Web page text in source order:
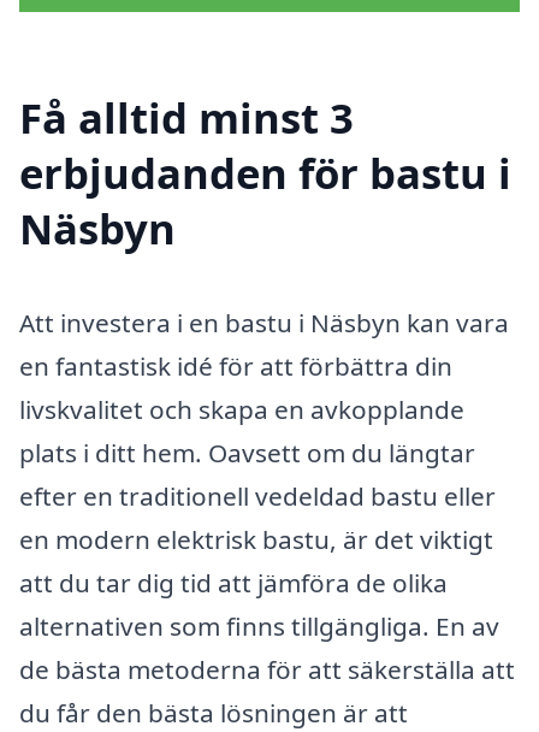
Få alltid minst 3
erbjudanden för bastu i
Näsbyn
Att investera i en bastu i Näsbyn kan vara
en fantastisk idé för att förbättra din
livskvalitet och skapa en avkopplande
plats i ditt hem. Oavsett om du längtar
efter en traditionell vedeldad bastu eller
en modern elektrisk bastu, är det viktigt
att du tar dig tid att jämföra de olika
alternativen som finns tillgängliga. En av
de bästa metoderna för att säkerställa att
du får den bästa lösningen är att